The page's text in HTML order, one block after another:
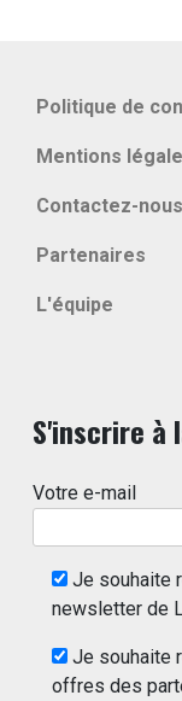
Politique de
Mentions
Contactez-nous
Partenaires
L'équipe
S'inscrire à
Votre e-mail
Je souhaite
newsletter de
Je souhaite
offres des